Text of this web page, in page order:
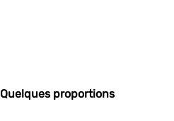
Quelques proportions